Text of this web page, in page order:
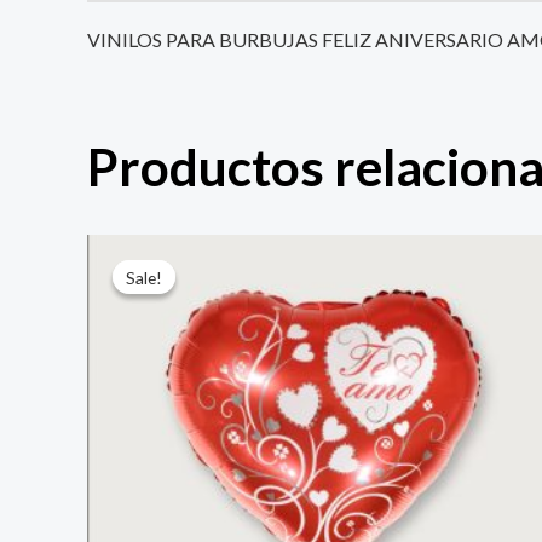
VINILOS PARA BURBUJAS FELIZ ANIVERSARIO
Productos
Sale!
Sale!precio
original
era:
$ 4.000.
actual
es:
$ 2.800.